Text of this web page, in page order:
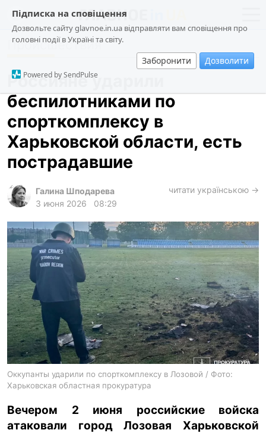
Підписка на сповіщення
Дозвольте сайту glavnoe.in.ua відправляти вам сповіщення про
головні події в Україні та світу.
Заборонити Дозволити
Powered by SendPulse
новости
о проекте
общество
происшествия
криминал
техно
лонгриды
архив
gambling
ua en
Происшествия
Россияне ударили
беспилотниками по
спорткомплексу в
Харьковской области, есть
пострадавшие
Галина Шподарева
3 июня 2026
08:29
читати українською →
Оккупанты ударили по спорткомплексу в Лозовой / Фото:
Харьковская областная прокуратура
Вечером 2 июня российские войска
атаковали город Лозовая Харьковской